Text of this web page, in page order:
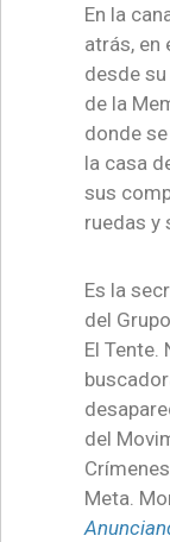
En la
atrás, en
desde
de la
donde
la casa
sus
ruedas y
Es la
del
El
del
Meta.